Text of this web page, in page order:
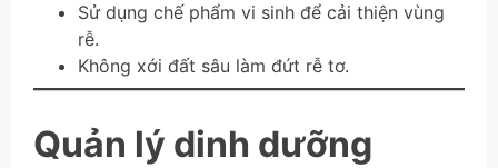
Sử dụng chế phẩm vi sinh để cải thiện vùng
rễ.
Không xới đất sâu làm đứt rễ tơ.
Quản lý dinh dưỡng